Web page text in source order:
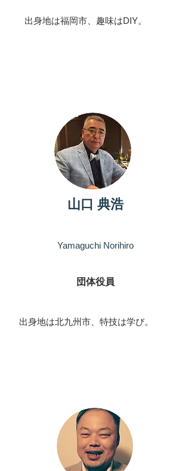
​出身地は福岡市、趣味はDIY。
パートナー
山口 典浩
Yamaguchi Norihiro
団体役員
​出身地は北九州市、特技は学び。